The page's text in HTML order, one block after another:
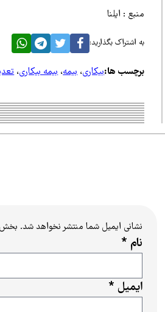
منبع : ایلنا
به اشتراک بگذارید:
برچسب ها:بیکاری،بیمه،بیمه بیکاری،
نشانی ایمیل شما منتشر نخواهد شد.
نام *
ایمیل *